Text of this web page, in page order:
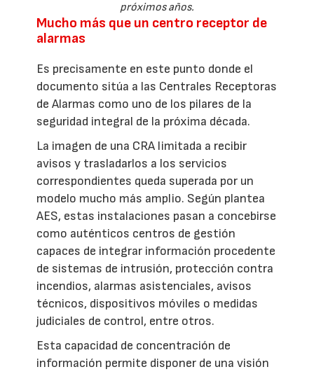
próximos años.
Mucho más que un centro receptor de
alarmas
Es precisamente en este punto donde el
documento sitúa a las Centrales Receptoras
de Alarmas como uno de los pilares de la
seguridad integral de la próxima década.
La imagen de una CRA limitada a recibir
avisos y trasladarlos a los servicios
correspondientes queda superada por un
modelo mucho más amplio. Según plantea
AES, estas instalaciones pasan a concebirse
como auténticos centros de gestión
capaces de integrar información procedente
de sistemas de intrusión, protección contra
incendios, alarmas asistenciales, avisos
técnicos, dispositivos móviles o medidas
judiciales de control, entre otros.
Esta capacidad de concentración de
información permite disponer de una visión